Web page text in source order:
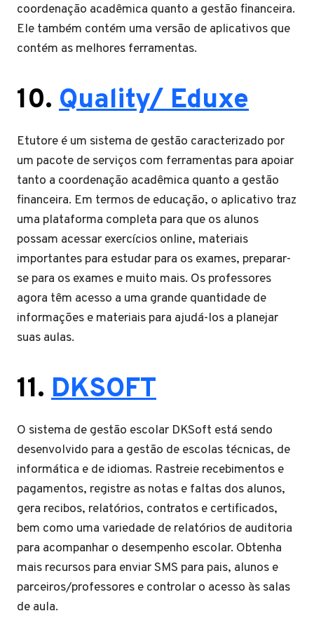
coordenação acadêmica quanto a gestão financeira.
Ele também contém uma versão de aplicativos que
contém as melhores ferramentas.
10. Quality/ Eduxe
Etutore é um sistema de gestão caracterizado por
um pacote de serviços com ferramentas para apoiar
tanto a coordenação acadêmica quanto a gestão
financeira. Em termos de educação, o aplicativo traz
uma plataforma completa para que os alunos
possam acessar exercícios online, materiais
importantes para estudar para os exames, preparar-
se para os exames e muito mais. Os professores
agora têm acesso a uma grande quantidade de
informações e materiais para ajudá-los a planejar
suas aulas.
11. DKSOFT
O sistema de gestão escolar DKSoft está sendo
desenvolvido para a gestão de escolas técnicas, de
informática e de idiomas. Rastreie recebimentos e
pagamentos, registre as notas e faltas dos alunos,
gera recibos, relatórios, contratos e certificados,
bem como uma variedade de relatórios de auditoria
para acompanhar o desempenho escolar. Obtenha
mais recursos para enviar SMS para pais, alunos e
parceiros/professores e controlar o acesso às salas
de aula.